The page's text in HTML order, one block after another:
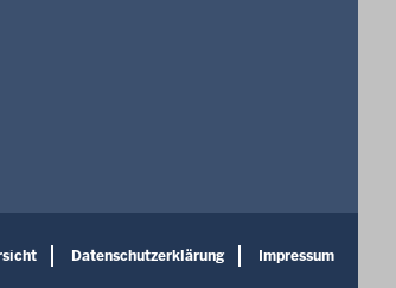
Datenschutzerklärung Impressum